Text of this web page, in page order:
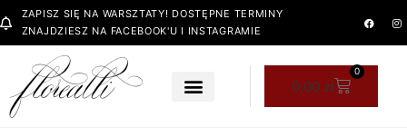
ZAPISZ SIĘ NA WARSZTATY! DOSTĘPNE TERMINY
ZNAJDZIESZ NA FACEBOOK'U I INSTAGRAMIE
0,00 zł
0